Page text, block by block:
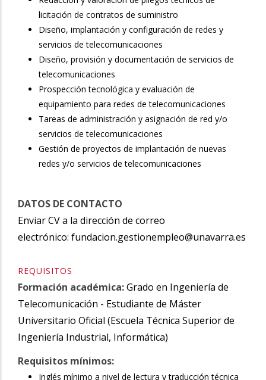
licitación de contratos de suministro
Diseño, implantación y configuración de redes y
servicios de telecomunicaciones
Diseño, provisión y documentación de servicios de
telecomunicaciones
Prospección tecnológica y evaluación de
equipamiento para redes de telecomunicaciones
Tareas de administración y asignación de red y/o
servicios de telecomunicaciones
Gestión de proyectos de implantación de nuevas
redes y/o servicios de telecomunicaciones
DATOS DE CONTACTO
Enviar CV a la dirección de correo
electrónico: fundacion.gestionempleo@unavarra.es
REQUISITOS
Formación académica:Grado en Ingeniería de
Telecomunicación - Estudiante de Máster
Universitario Oficial (Escuela Técnica Superior de
Ingeniería Industrial, Informática)
Requisitos mínimos:
Inglés mínimo a nivel de lectura y traducción técnica